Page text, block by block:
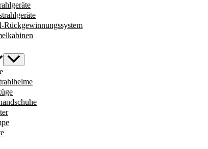
Rückgewinnungssystem